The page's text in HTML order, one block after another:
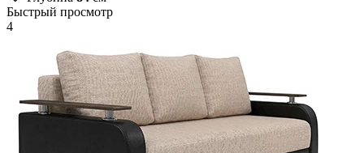
Быстрый просмотр
4